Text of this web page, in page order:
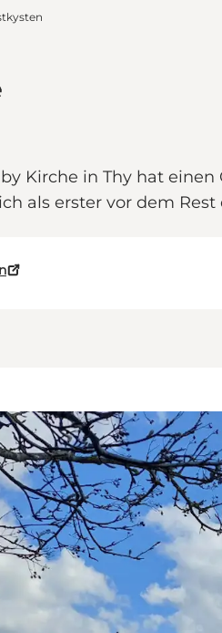
Kirche in Thy hat
als erster vor dem Rest